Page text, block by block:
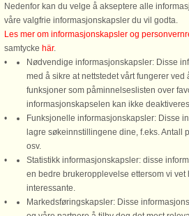
byhus, der blev opført i 1880 og
sidenhen løbende renoveret med
stor omhu for at bevare dets
autentiske atmosfære. Huset tilbyder
overnatningsplads ...
fra 7.226 NOK
DanCenter A/S - Kronprinsensgade 3, 2. -
Nedenfor kan du velge å akseptere alle
våre valgfrie informasjonskapsler du vil godta.
Les mer om informasjonskapsler og
samtycke här.
Nødvendige informasjonskapsler: Disse
med å sikre at nettstedet vårt fungerer
funksjoner som påminnelseslisten over
informasjonskapselen kan ikke
Funksjonelle informasjonskapsler: Disse
lagre søkeinnstillingene dine, f.eks. Antall
osv.
Statistikk informasjonskapsler: disse
en bedre brukeropplevelse ettersom vi vet
interessante.
Markedsføringskapsler: Disse